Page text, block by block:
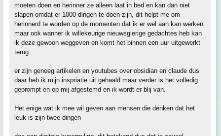
moeten doen en herinner ze alleen laat in bed en kan dan niet
slapen omdat er 1000 dingen te doen zijn, dit helpt me om
herinnerd te worden op de momenten dat ik er wel aan kan werken.
maar ook wanner ik willekeurige nieuwsgierige gedachtes heb kan
ik deze gewoon weggeven en komt het binnen een uur uitgewerkt
terug.
er zijn genoeg artikelen en youtubes over obsidian en claude dus
daar heb ik mijn inspriatie uit gehaald maar verder is het volledig
geprompt en op mij afgestemd en ik wordt er blij van.
Het enige wat ik mee wil geven aan mensen die denken dat het
leuk is zijn twee dingen